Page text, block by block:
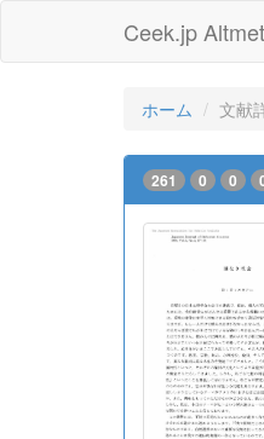
Ceek.jp
ホーム 文献
261 0 0